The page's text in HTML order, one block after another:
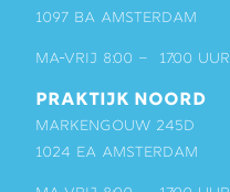
1097 BA Amsterdam
ma-vrij 8:00 – 17:00 uur
PRAKTIJK NOORD
Markengouw 245D
1024 EA Amsterdam